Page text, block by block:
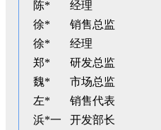
陈*
经理
徐*
销售总监
徐*
经理
郑*
研发总监
魏*
市场总监
左*
销售代表
浜*一
开发部长